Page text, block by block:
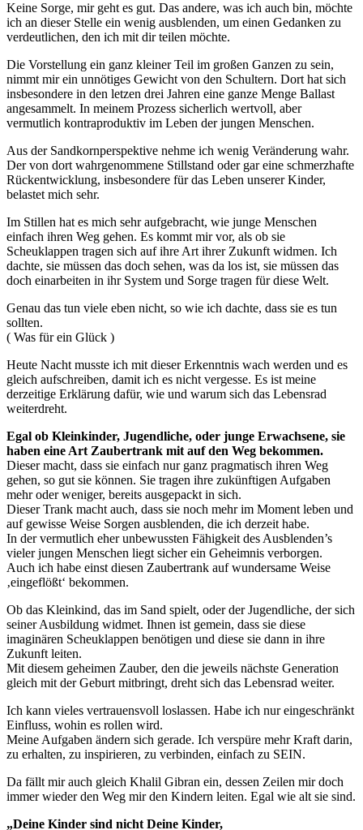
Keine Sorge, mir geht es gut. Das andere, was ich auch bin, möchte
ich an dieser Stelle ein wenig ausblenden, um einen Gedanken zu
verdeutlichen, den ich mit dir teilen möchte.
Die Vorstellung ein ganz kleiner Teil im großen Ganzen zu sein,
nimmt mir ein unnötiges Gewicht von den Schultern. Dort hat sich
insbesondere in den letzen drei Jahren eine ganze Menge Ballast
angesammelt. In meinem Prozess sicherlich wertvoll, aber
vermutlich kontraproduktiv im Leben der jungen Menschen.
Aus der Sandkornperspektive nehme ich wenig Veränderung wahr.
Der von dort wahrgenommene Stillstand oder gar eine schmerzhafte
Rückentwicklung, insbesondere für das Leben unserer Kinder,
belastet mich sehr.
Im Stillen hat es mich sehr aufgebracht, wie junge Menschen
einfach ihren Weg gehen. Es kommt mir vor, als ob sie
Scheuklappen tragen sich auf ihre Art ihrer Zukunft widmen. Ich
dachte, sie müssen das doch sehen, was da los ist, sie müssen das
doch einarbeiten in ihr System und Sorge tragen für diese Welt.
Genau das tun viele eben nicht, so wie ich dachte, dass sie es tun
sollten.
( Was für ein Glück )
Heute Nacht musste ich mit dieser Erkenntnis wach werden und es
gleich aufschreiben, damit ich es nicht vergesse. Es ist meine
derzeitige Erklärung dafür, wie und warum sich das Lebensrad
weiterdreht.
Egal ob Kleinkinder, Jugendliche, oder junge Erwachsene, sie
haben eine Art Zaubertrank mit auf den Weg bekommen.
Dieser macht, dass sie einfach nur ganz pragmatisch ihren Weg
gehen, so gut sie können. Sie tragen ihre zukünftigen Aufgaben
mehr oder weniger, bereits ausgepackt in sich.
Dieser Trank macht auch, dass sie noch mehr im Moment leben und
auf gewisse Weise Sorgen ausblenden, die ich derzeit habe.
In der vermutlich eher unbewussten Fähigkeit des Ausblenden’s
vieler jungen Menschen liegt sicher ein Geheimnis verborgen.
Auch ich habe einst diesen Zaubertrank auf wundersame Weise
‚eingeflößt‘ bekommen.
Ob das Kleinkind, das im Sand spielt, oder der Jugendliche, der sich
seiner Ausbildung widmet. Ihnen ist gemein, dass sie diese
imaginären Scheuklappen benötigen und diese sie dann in ihre
Zukunft leiten.
Mit diesem geheimen Zauber, den die jeweils nächste Generation
gleich mit der Geburt mitbringt, dreht sich das Lebensrad weiter.
Ich kann vieles vertrauensvoll loslassen. Habe ich nur eingeschränkt
Einfluss, wohin es rollen wird.
Meine Aufgaben ändern sich gerade. Ich verspüre mehr Kraft darin,
zu erhalten, zu inspirieren, zu verbinden, einfach zu SEIN.
Da fällt mir auch gleich Khalil Gibran ein, dessen Zeilen mir doch
immer wieder den Weg mir den Kindern leiten. Egal wie alt sie sind.
„Deine Kinder sind nicht Deine Kinder,